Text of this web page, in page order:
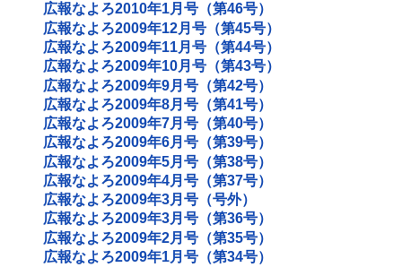
広報なよろ2010年1月号（第46号）
広報なよろ2009年12月号（第45号）
広報なよろ2009年11月号（第44号）
広報なよろ2009年10月号（第43号）
広報なよろ2009年9月号（第42号）
広報なよろ2009年8月号（第41号）
広報なよろ2009年7月号（第40号）
広報なよろ2009年6月号（第39号）
広報なよろ2009年5月号（第38号）
広報なよろ2009年4月号（第37号）
広報なよろ2009年3月号（号外）
広報なよろ2009年3月号（第36号）
広報なよろ2009年2月号（第35号）
広報なよろ2009年1月号（第34号）